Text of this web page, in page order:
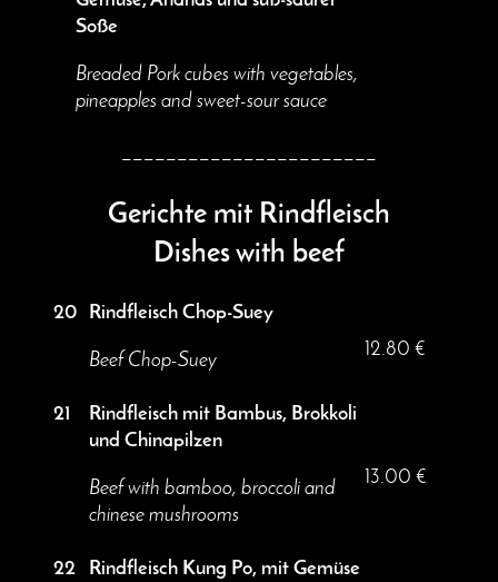
Soße
Breaded Pork cubes with vegetables,
pineapples and sweet-sour sauce
_______________________
Gerichte mit Rindfleisch
Dishes with beef
20 Rindfleisch Chop-Suey
Beef Chop-Suey
12.80 €
21
Rindfleisch mit Bambus, Brokkoli
und Chinapilzen
Beef with bamboo, broccoli and
chinese mushrooms
13.00 €
22
Rindfleisch Kung Po, mit Gemüse